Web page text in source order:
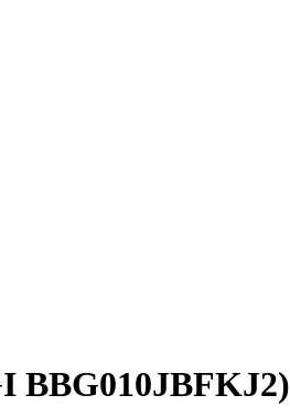
BBG010JBFKJ2)